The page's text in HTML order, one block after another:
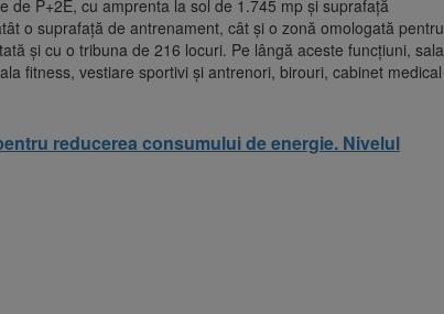
de P+2E, cu amprenta la sol de 1.745 mp și suprafață
o suprafață de antrenament, cât și o zonă omologată pentru
și cu o tribuna de 216 locuri. Pe lângă aceste funcțiuni, sala
fitness, vestiare sportivi și antrenori, birouri, cabinet medical
reducerea consumului de energie. Nivelul